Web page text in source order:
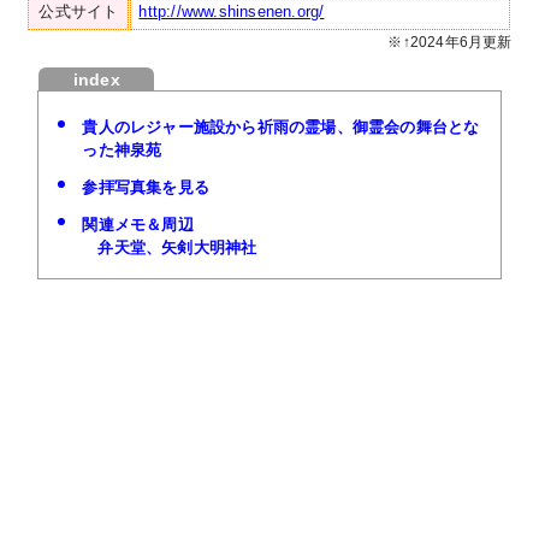
公式サイト http://www.shinsenen.org/
※↑2024年6月更新
貴人のレジャー施設から祈雨の霊場、御霊会の舞台とな
った神泉苑
参拝写真集を見る
関連メモ＆周辺
弁天堂、矢剣大明神社